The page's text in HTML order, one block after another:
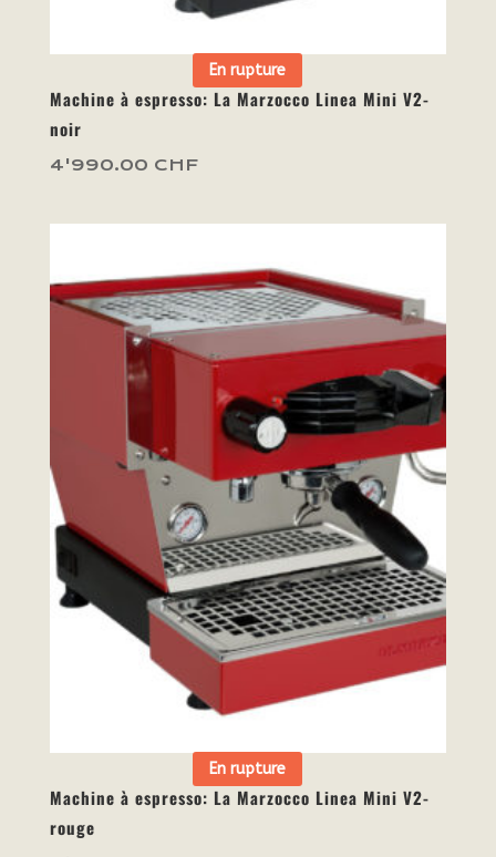
En rupture
Machine à espresso: La Marzocco Linea Mini V2-
noir
4'990.00 CHF
En rupture
Machine à espresso: La Marzocco Linea Mini V2-
rouge